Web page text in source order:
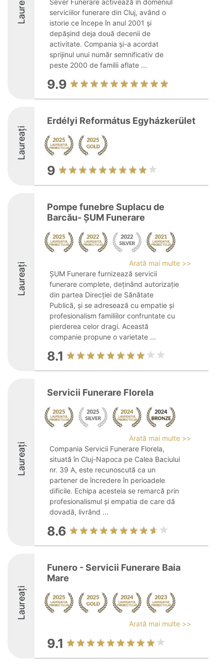
Sever Funerare activează în domeniul
serviciilor funerare din Cluj, având o
istorie ce începe în anul 2001 și
depășind deja două decenii de
activitate. Compania și-a acordat
sprijinul unui număr semnificativ de
peste 2000 de familii aflate ...
9.9
Laureați
Erdélyi Református Egyházkerület
9
Laureați
Pompe funebre Suplacu de
Barcău- ȘUM Funerare
Arată mai multe >>
ȘUM Funerare furnizează servicii
funerare complete, deținând autorizație
din partea Direcției de Sănătate
Publică, și se adresează cu empatie și
profesionalism familiilor confruntate cu
pierderea celor dragi. Această
companie propune o varietate ...
8.1
Laureați
Servicii Funerare Florela
Arată mai multe >>
Compania Servicii Funerare Florela,
situată în Cluj-Napoca pe Calea Baciului
nr. 39 A, este recunoscută ca un
partener de încredere în perioadele
dificile. Echipa acesteia se remarcă prin
profesionalismul și empatia de care dă
dovadă, livrând ...
8.6
Laureați
Funero - Servicii Funerare Baia
Mare
Arată mai multe >>
9.1